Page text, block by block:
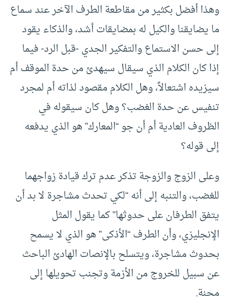
وهذا أفضل بكثير من مقاطعة الطرف الآخر عند سماع
ما يضايقنا والكيل له بمضايقات أشد، والذكاء يقود
إلى حسن الاستماع والتفكير الجدي -قبل الرد- فيما
إذا كان الكلام الذي سيقال سيهدئ من حدة الموقف أم
سيزيده اشتعالاً، وهل الكلام مقصود لذاته أم لمجرد
تنفيس عن حدة الغضب؟ وهل كان سيقوله في
الظروف العادية أم أن جو “المعارك” هو الذي يدفعه
إلى قوله؟
وعلى الزوج والزوجة تذكر عدم ترك قيادة زواجهما
للغضب، والتنبه إلى أنه “لكي تحدث مشاجرة لا بد أن
يتفق الطرفان على حدوثها” كما يقول المثل
الإنجليزي، وأن الطرف “الأذكى” هو الذي لا يسمح
بحدوث مشاجرة، ويتسلح بالإنصات الهادئ الباحث
عن سبيل للخروج من الأزمة وتجنب تحويلها إلى
محنة.